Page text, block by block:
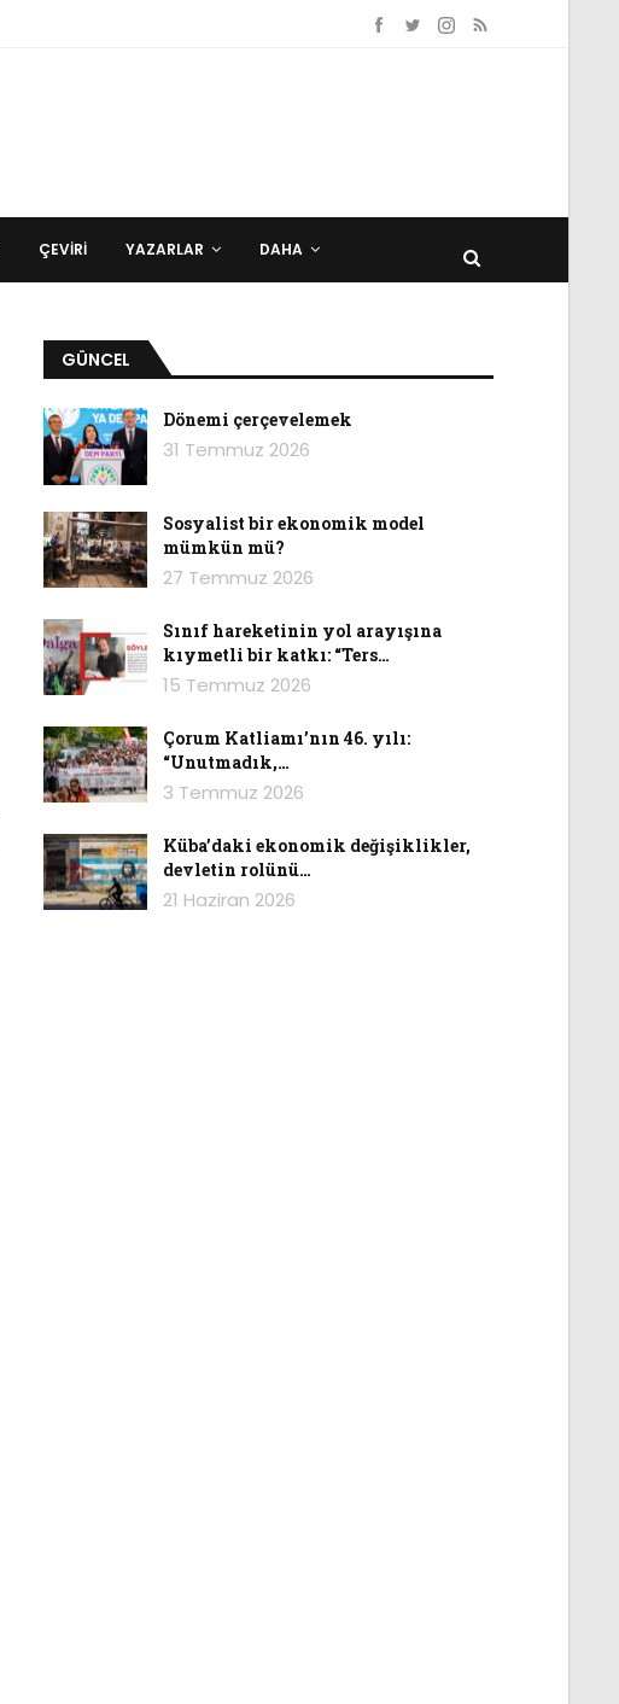
ÇEVIRI YAZARLAR DAHA
GÜNCEL
Dönemi çerçevelemek
31 Temmuz 2026
Sosyalist bir ekonomik model
mümkün mü?
27 Temmuz 2026
Sınıf hareketinin yol arayışına
kıymetli bir katkı: “Ters…
15 Temmuz 2026
Çorum Katliamı’nın 46. yılı:
“Unutmadık,…
3 Temmuz 2026
Küba’daki ekonomik değişiklikler,
devletin rolünü…
21 Haziran 2026